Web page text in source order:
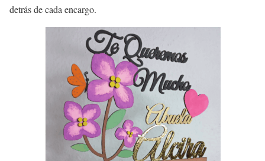
detrás de cada encargo.